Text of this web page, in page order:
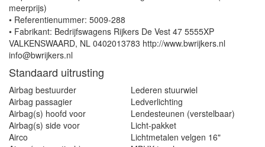
meerprijs)
• Referentienummer: 5009-288
• Fabrikant: Bedrijfswagens Rijkers De Vest 47 5555XP
VALKENSWAARD, NL 0402013783 http://www.bwrijkers.nl
info@bwrijkers.nl
Standaard uitrusting
Airbag bestuurder
Airbag passagier
Airbag(s) hoofd voor
Airbag(s) side voor
Airco
Lederen stuurwiel
Ledverlichting
Lendesteunen (verstelbaar)
Licht-pakket
Lichtmetalen velgen 16"